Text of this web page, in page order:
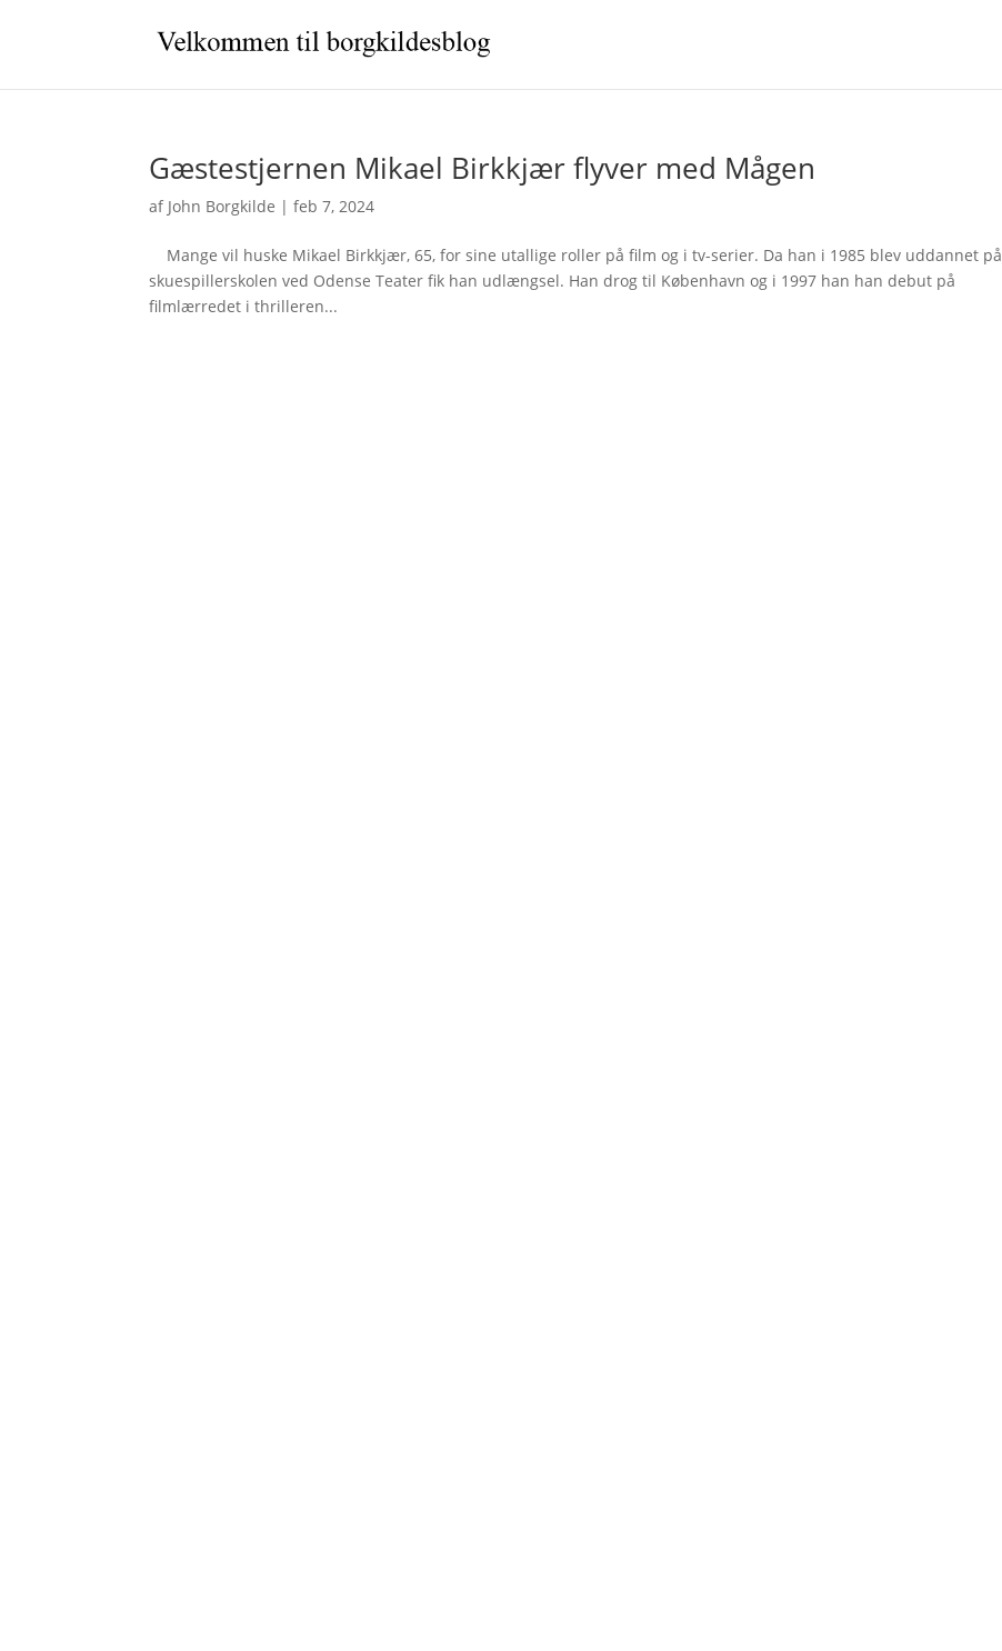
Gæstestjernen Mikael Birkkjær flyver med Mågen
af John Borgkilde |feb 7, 2024
Mange vil huske Mikael Birkkjær, 65, for sine utallige roller på film og i tv-serier. Da han i 1985 blev uddannet på
skuespillerskolen ved Odense Teater fik han udlængsel. Han drog til København og i 1997 han han debut på
filmlærredet i thrilleren...